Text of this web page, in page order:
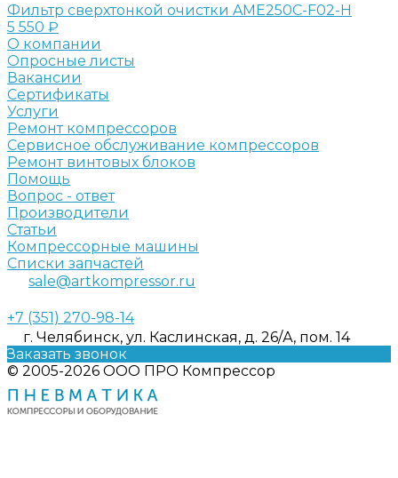
Фильтр сверхтонкой очистки AME250C-F02-H
5 550 ₽
О компании
Опросные листы
Вакансии
Сертификаты
Услуги
Ремонт компрессоров
Сервисное обслуживание компрессоров
Ремонт винтовых блоков
Помощь
Вопрос - ответ
Производители
Статьи
Компрессорные машины
Списки запчастей
sale@artkompressor.ru
+7 (351) 270-98-14
г. Челябинск, ул. Каслинская, д. 26/А, пом. 14
Заказать звонок
© 2005-2026 ООО ПРО Компрессор